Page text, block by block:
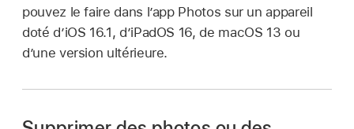
pouvez le faire dans l’app Photos sur un appareil
doté d’iOS 16.1, d’iPadOS 16, de macOS 13 ou
d’une version ultérieure.